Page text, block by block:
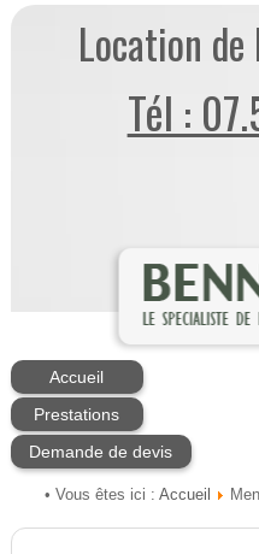
Location de
Tél :
Accueil
Prestations
Demande de devis
• Vous êtes ici : Accueil